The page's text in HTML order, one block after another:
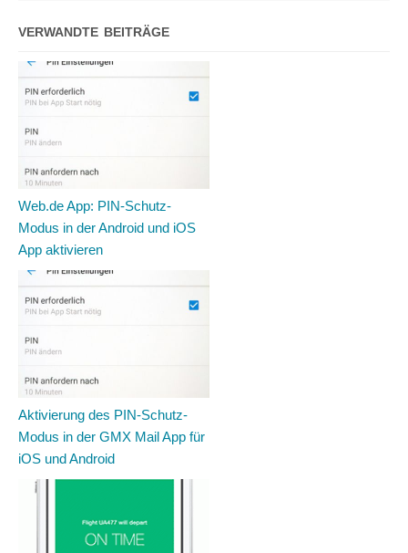
VERWANDTE BEITRÄGE
Web.de App: PIN-Schutz-
Modus in der Android und iOS
App aktivieren
Aktivierung des PIN-Schutz-
Modus in der GMX Mail App für
iOS und Android